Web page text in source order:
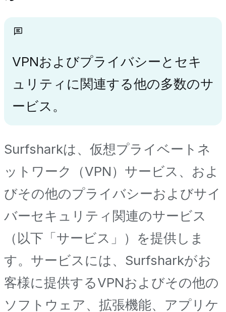
VPNおよびプライバシーとセキ
ュリティに関連する他の多数のサ
ービス。
Surfsharkは、仮想プライベートネ
ットワーク（VPN）サービス、およ
びその他のプライバシーおよびサイ
バーセキュリティ関連のサービス
（以下「サービス」）を提供しま
す。サービスには、Surfsharkがお
客様に提供するVPNおよびその他の
ソフトウェア、拡張機能、アプリケ